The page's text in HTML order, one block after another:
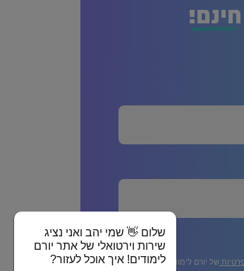
חינם!
של יורם לימודים
שלום 👋 שמי יהב ואני נציג
שירות וירטואלי של אתר יורם
לימודים! איך אוכל לעזור?